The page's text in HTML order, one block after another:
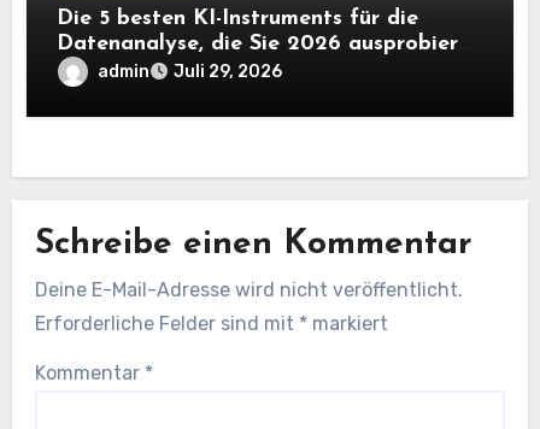
Die 5 besten KI-Instruments für die
Datenanalyse, die Sie 2026 ausprobieren
solltenadmin Juli 29, 2026
Schreibe einen Kommentar
Deine E-Mail-Adresse wird nicht veröffentlicht.
Erforderliche Felder sind mit * markiert
Kommentar *